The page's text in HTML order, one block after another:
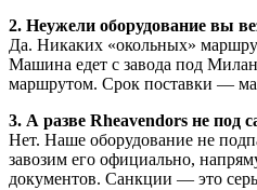
2. Неужели оборудование вы
Да. Никаких «окольных»
Машина едет с завода под
маршрутом. Срок поставки —
3. А разве Rheavendors не под
Нет. Наше оборудование не
завозим его официально,
документов. Санкции — это